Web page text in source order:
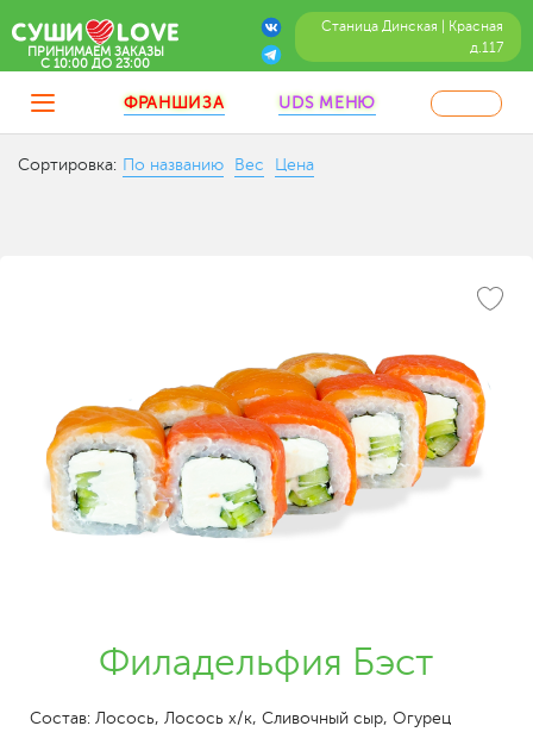
Станица Динская | Красная
д.117
ПРИНИМАЕМ ЗАКАЗЫ
C 10:00 ДО 23:00
ФРАНШИЗА UDS МЕНЮ
Сортировка: По названию Вес Цена
Филадельфия Бэст
Состав: Лосось, Лосось х/к, Сливочный сыр, Огурец